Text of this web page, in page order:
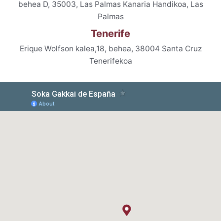
behea D, 35003, Las Palmas Kanaria Handikoa, Las
Palmas
Tenerife
Erique Wolfson kalea,18, behea, 38004 Santa Cruz
Tenerifekoa